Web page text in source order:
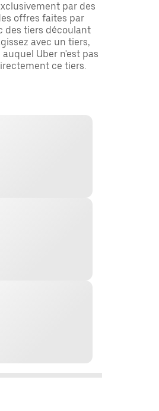
par des
offres faites par
des tiers découlant
avec un tiers,
Uber n'est pas
ce tiers.